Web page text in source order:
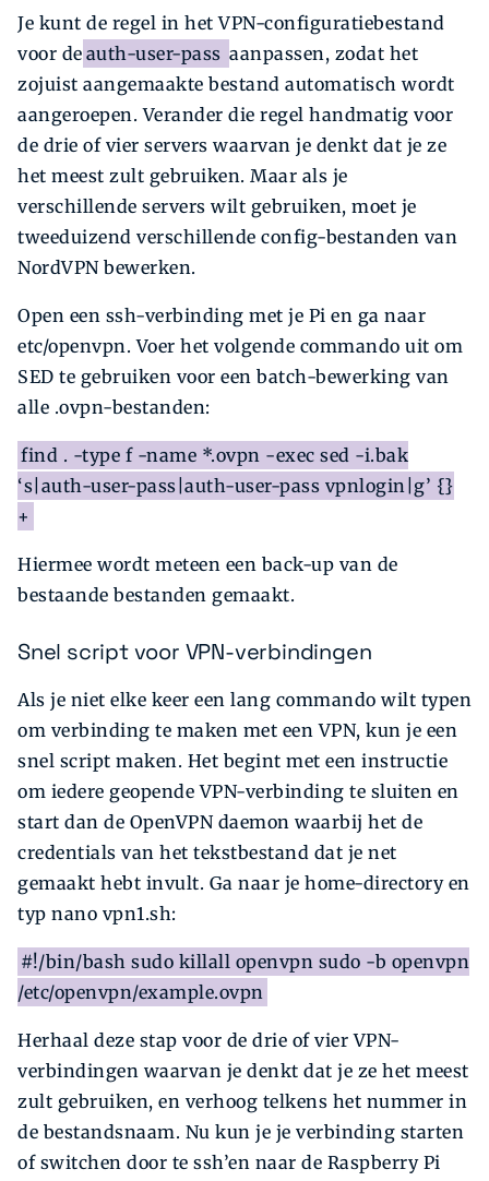
Je kunt de regel in het VPN-configuratiebestand
voor de auth-user-pass aanpassen, zodat het
zojuist aangemaakte bestand automatisch wordt
aangeroepen. Verander die regel handmatig voor
de drie of vier servers waarvan je denkt dat je ze
het meest zult gebruiken. Maar als je
verschillende servers wilt gebruiken, moet je
tweeduizend verschillende config-bestanden van
NordVPN bewerken.
Open een ssh-verbinding met je Pi en ga naar
etc/openvpn. Voer het volgende commando uit om
SED te gebruiken voor een batch-bewerking van
alle .ovpn-bestanden:
find . -type f -name *.ovpn -exec sed -i.bak
‘s|auth-user-pass|auth-user-pass vpnlogin|g’ {}
+
Hiermee wordt meteen een back-up van de
bestaande bestanden gemaakt.
Snel script voor VPN-verbindingen
Als je niet elke keer een lang commando wilt typen
om verbinding te maken met een VPN, kun je een
snel script maken. Het begint met een instructie
om iedere geopende VPN-verbinding te sluiten en
start dan de OpenVPN daemon waarbij het de
credentials van het tekstbestand dat je net
gemaakt hebt invult. Ga naar je home-directory en
typ nano vpn1.sh:
#!/bin/bash sudo killall openvpn sudo -b openvpn
/etc/openvpn/example.ovpn
Herhaal deze stap voor de drie of vier VPN-
verbindingen waarvan je denkt dat je ze het meest
zult gebruiken, en verhoog telkens het nummer in
de bestandsnaam. Nu kun je je verbinding starten
of switchen door te ssh’en naar de Raspberry Pi